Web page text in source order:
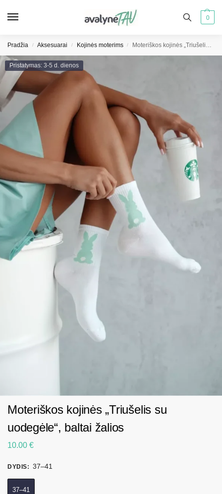
0
Pradžia / Aksesuarai / Kojinės moterims / Moteriškos kojinės „Triušelis su uodegėle“, baltai žalios
Pristatymas: 3-5 d. dienos
Moteriškos kojinės „Triušelis su
uodegėle“, baltai žalios
10.00 €
DYDIS: 37–41
37–41